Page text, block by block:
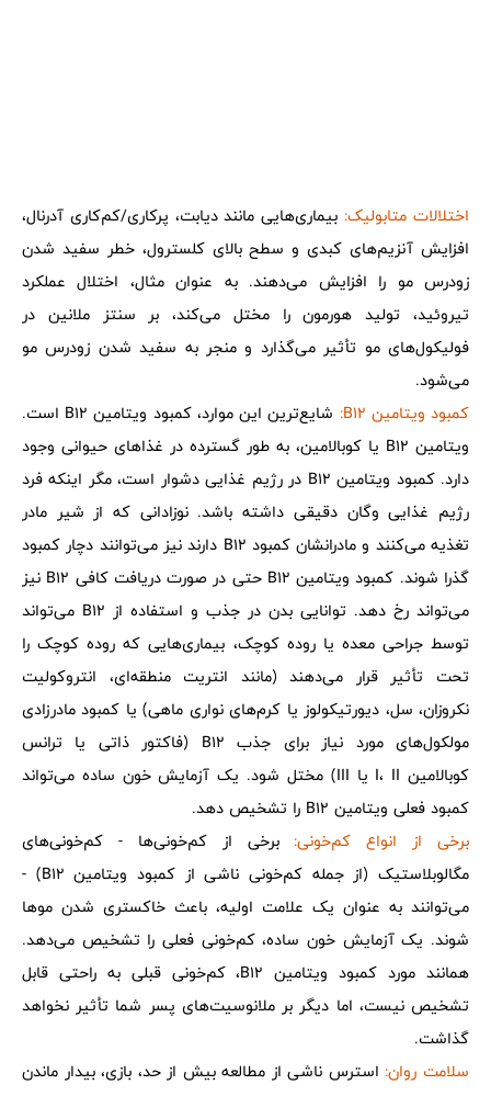
اختلالات متابولیک: بیماری‌هایی مانند دیابت، پرکاری/کم‌کاری آدرنال،
افزایش آنزیم‌های کبدی و سطح بالای کلسترول، خطر سفید شدن
زودرس مو را افزایش می‌دهند. به عنوان مثال، اختلال عملکرد
تیروئید، تولید هورمون را مختل می‌کند، بر سنتز ملانین در
فولیکول‌های مو تأثیر می‌گذارد و منجر به سفید شدن زودرس مو
می‌شود.
کمبود ویتامین B12:
شایع‌ترین این موارد، کمبود ویتامین B12 است.
ویتامین B12 یا کوبالامین، به طور گسترده در غذاهای حیوانی وجود
دارد. کمبود ویتامین B12 در رژیم غذایی دشوار است، مگر اینکه فرد
رژیم غذایی وگان دقیقی داشته باشد. نوزادانی که از شیر مادر
تغذیه می‌کنند و مادرانشان کمبود B12 دارند نیز می‌توانند دچار کمبود
گذرا شوند. کمبود ویتامین B12 حتی در صورت دریافت کافی B12 نیز
می‌تواند رخ دهد. توانایی بدن در جذب و استفاده از B12 می‌تواند
توسط جراحی معده یا روده کوچک، بیماری‌هایی که روده کوچک را
تحت تأثیر قرار می‌دهند (مانند انتریت منطقه‌ای، انتروکولیت
نکروزان، سل، دیورتیکولوز یا کرم‌های نواری ماهی) یا کمبود مادرزادی
مولکول‌های مورد نیاز برای جذب B12 (فاکتور ذاتی یا ترانس
کوبالامین I، II یا III) مختل شود. یک آزمایش خون ساده می‌تواند
کمبود فعلی ویتامین B12 را تشخیص دهد.
برخی از انواع کم‌خونی: برخی از کم‌خونی‌ها - کم‌خونی‌های
مگالوبلاستیک (از جمله کم‌خونی ناشی از کمبود ویتامین B12) -
می‌توانند به عنوان یک علامت اولیه، باعث خاکستری شدن موها
شوند. یک آزمایش خون ساده، کم‌خونی فعلی را تشخیص می‌دهد.
همانند مورد کمبود ویتامین B12، کم‌خونی قبلی به راحتی قابل
تشخیص نیست، اما دیگر بر ملانوسیت‌های پسر شما تأثیر نخواهد
گذاشت.
سلامت روان: استرس ناشی از مطالعه بیش از حد، بازی، بیدار ماندن